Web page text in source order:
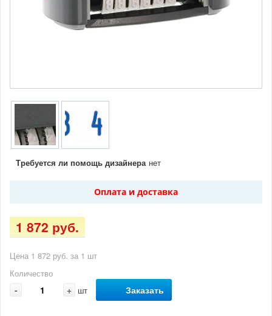
Требуется ли помощь дизайнера нет
Оплата и доставка
1 872 руб.
Цена 1 872 руб. за 1 шт
Количество
- + шт Заказать